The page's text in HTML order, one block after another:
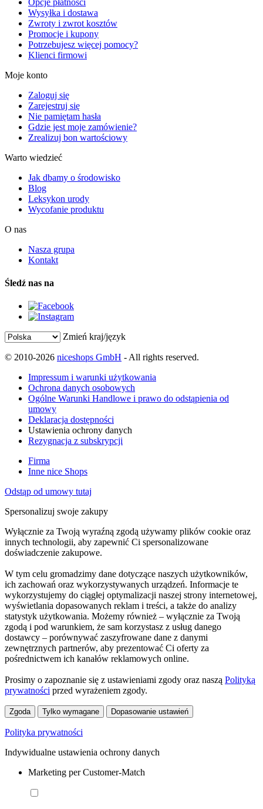
Wysyłka i dostawa
Zwroty i zwrot kosztów
Promocje i kupony
Potrzebujesz więcej pomocy?
Klienci firmowi
Moje konto
Zaloguj się
Zarejestruj się
Nie pamiętam hasła
Gdzie jest moje zamówienie?
Zrealizuj bon wartościowy
Warto wiedzieć
Jak dbamy o środowisko
Blog
Leksykon urody
Wycofanie produktu
O nas
Nasza grupa
Kontakt
Śledź nas na
Zmień kraj/język
© 2010-2026 niceshops GmbH - All rights reserved.
Impressum i warunki użytkowania
Ochrona danych osobowych
Ogólne Warunki Handlowe i prawo do odstąpienia od
umowy
Deklaracja dostępności
Ustawienia ochrony danych
Rezygnacja z subskrypcji
Firma
Inne nice Shops
Odstąp od umowy tutaj
Spersonalizuj swoje zakupy
Wyłącznie za Twoją wyraźną zgodą używamy plików cookie oraz
innych technologii, aby zapewnić Ci spersonalizowane
doświadczenie zakupowe.
W tym celu gromadzimy dane dotyczące naszych użytkowników,
ich zachowań oraz wykorzystywanych urządzeń. Informacje te
wykorzystujemy do ciągłej optymalizacji naszej strony internetowej,
wyświetlania dopasowanych reklam i treści, a także do analizy
statystyk użytkowania. Możemy również – wyłącznie za Twoją
zgodą i pod warunkiem, że sam korzystasz z usług danego
dostawcy – porównywać zaszyfrowane dane z danymi
zewnętrznych partnerów, aby prezentować Ci oferty za
pośrednictwem ich kanałów reklamowych online.
Prosimy o zapoznanie się z ustawieniami zgody oraz naszą Polityką
prywatności przed wyrażeniem zgody.
Zgoda Tylko wymagane Dopasowanie ustawień
Polityka prywatności
Indywidualne ustawienia ochrony danych
Marketing per Customer-Match